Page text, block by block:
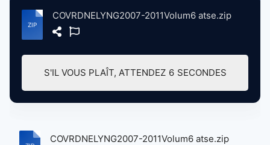
COVRDNELYNG2007-2011Volum6 atse.zip
S'IL VOUS PLAÎT, ATTENDEZ 6 SECONDES
COVRDNELYNG2007-2011Volum6 atse.zip